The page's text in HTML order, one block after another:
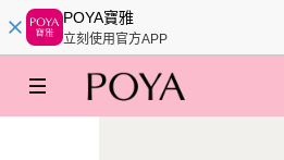
POYA寶雅
立刻使用官方APP